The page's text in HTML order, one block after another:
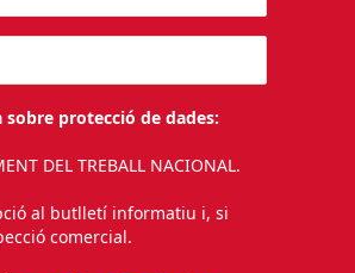
protecció de dades:
DEL TREBALL NACIONAL.
al butlletí informatiu i, si
comercial.